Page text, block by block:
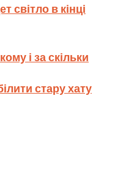
в кінці
і за скільки
стару хату